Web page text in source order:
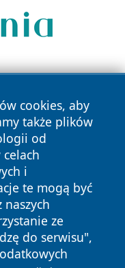
cookies, aby
także plików
od
i
te mogą być
ze
do serwisu",
prawa
Polityka
Cookies